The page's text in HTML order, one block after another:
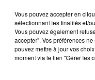
Le
en jet
Vous pouvez accepter en
sélectionnant les finalités et/
Vous pouvez également
accepter". Vos préférences
pouvez mettre à jour vos
moment via le lien "Gérer les